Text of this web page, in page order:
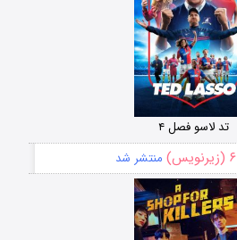
تد لاسو فصل ۴
۶ (زیرنویس) منتشر شد